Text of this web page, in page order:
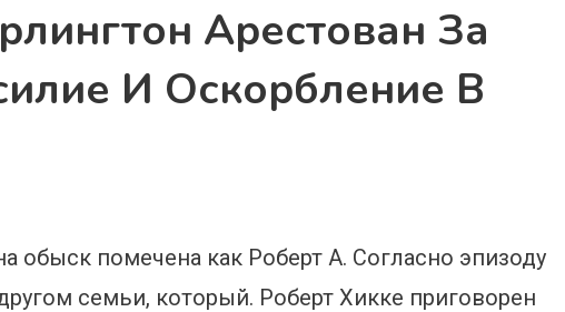
Арестован За
И Оскорбление В
обыск помечена как Роберт А. Согласно эпизоду
семьи, который. Роберт Хикке приговорен